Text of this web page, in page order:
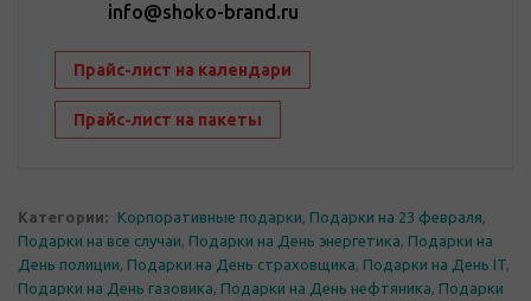
info@shoko-brand.ru
Прайс-лист на календари
Прайс-лист на пакеты
Категории: Корпоративные подарки, Подарки на 23 февраля,
Подарки на все случаи, Подарки на День энергетика, Подарки на
День полиции, Подарки на День страховщика, Подарки на День IT,
Подарки на День газовика, Подарки на День нефтяника, Подарки